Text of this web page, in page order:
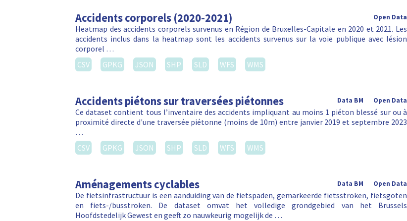
Accidents corporels (2020-2021) Open Data
Heatmap des accidents corporels survenus en Région de Bruxelles-Capitale en 2020 et 2021. Les
accidents inclus dans la heatmap sont les accidents survenus sur la voie publique avec lésion
corporel …
CSV
GPKG JSON SHP SLD WFS WMS
Accidents piétons sur traversées piétonnes Open Data
Data BM
Ce dataset contient tous l’inventaire des accidents impliquant au moins 1 piéton blessé sur ou à
proximité directe d'une traversée piétonne (moins de 10m) entre janvier 2019 et septembre 2023
…
CSV
GPKG JSON SHP SLD WFS WMS
Aménagements cyclables Open Data
Data BM
De fietsinfrastructuur is een aanduiding van de fietspaden, gemarkeerde fietsstroken, fietsgoten
en fiets-/busstroken. De dataset omvat het volledige grondgebied van het Brussels
Hoofdstedelijk Gewest en geeft zo nauwkeurig mogelijk de …